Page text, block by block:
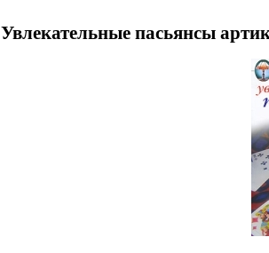
Увлекательные пасьянсы